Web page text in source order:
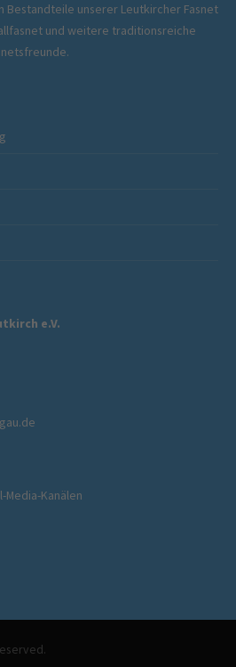
Bestandteile unserer Leutkircher Fasnet
und weitere traditionsreiche
e.V.
Media-Kanälen